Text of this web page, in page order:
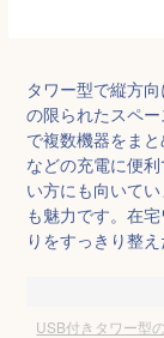
タワー型で縦方
の限られたスペ
で複数機器をま
などの充電に便
い方にも向いて
も魅力です。在
りをすっきり整
USB付きタワー型